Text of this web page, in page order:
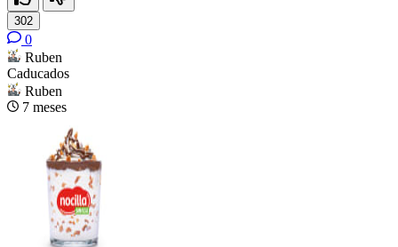
302
0
Ruben
Caducados
Ruben
7 meses